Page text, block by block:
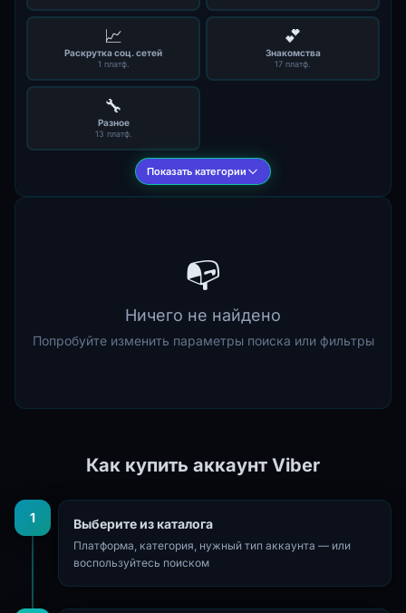
📈
Раскрутка соц. сетей
1 платф.
💕
Знакомства
17 платф.
🔧
Разное
13 платф.
Показать категории
📭
Ничего не найдено
Попробуйте изменить параметры поиска или фильтры
Как купить аккаунт Viber
1 Выберите из каталога
Платформа, категория, нужный тип аккаунта — или
воспользуйтесь поиском